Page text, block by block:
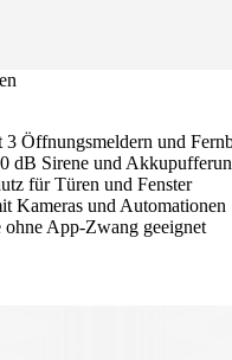
3 Öffnungsmeldern und
dB Sirene und
für Türen und Fenster
Kameras und Automationen
ohne App-Zwang geeignet